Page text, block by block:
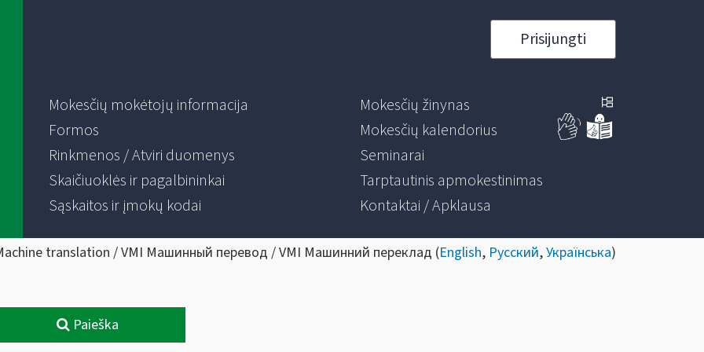
Prisijungti
Mokesčių mokėtojų informacija
Formos
Rinkmenos / Atviri duomenys
Skaičiuoklės ir pagalbininkai
Sąskaitos ir įmokų kodai
Mokesčių žinynas
Mokesčių kalendorius
Seminarai
Tarptautinis apmokestinimas
Kontaktai / Apklausa
translation / VMI Машинный перевод / VMI Машинний переклад (English, Русский,Українська)
Paieška